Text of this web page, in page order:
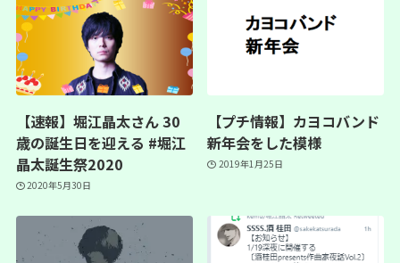
【速報】堀江晶太さん 30
歳の誕生日を迎える #堀江
晶太誕生祭2020
2020年5月30日
【プチ情報】カヨコバンド
新年会をした模様
2019年1月25日